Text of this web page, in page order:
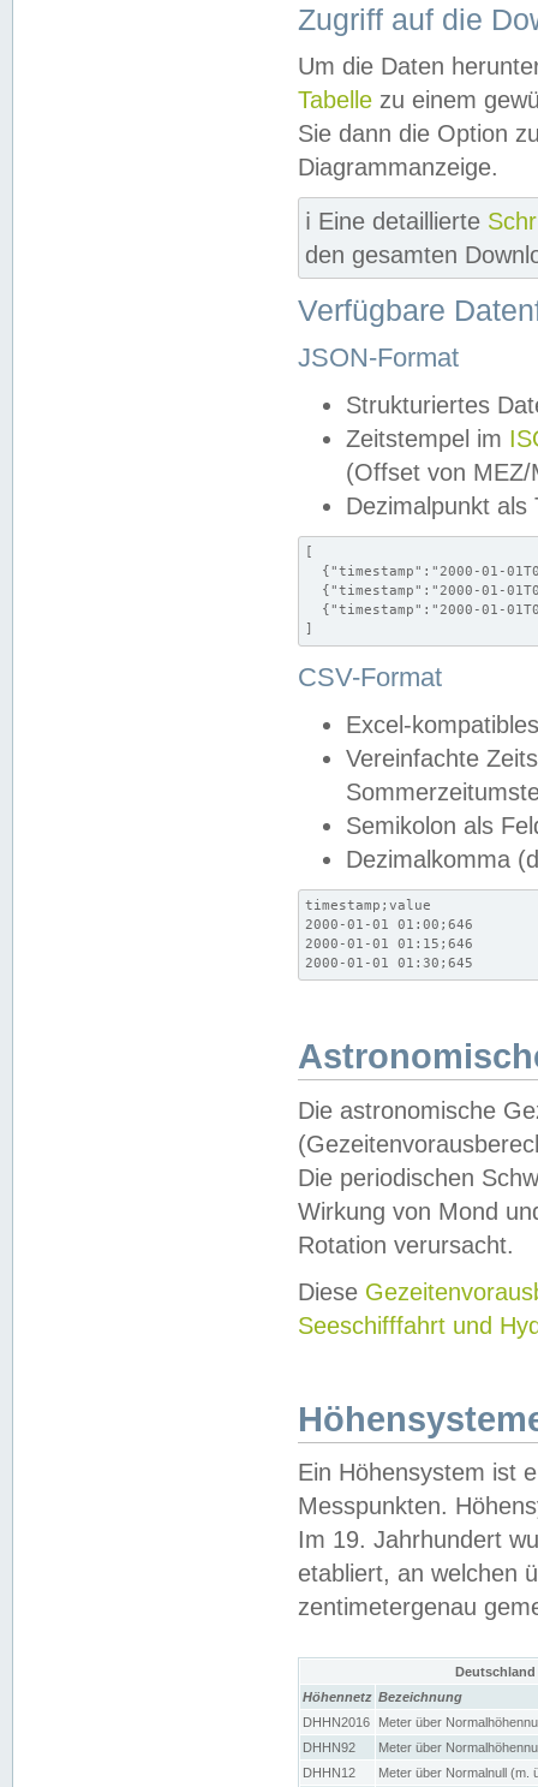
Zugriff auf die
Um die Daten
Tabelle zu einem
Sie dann die Option
Diagrammanzeige.
ℹ️ Eine detaillierte
den gesamten
Verfügbare
JSON-Format
Strukturiertes
Zeitstempel im
(Offset von MEZ/
Dezimalpunkt als
[
{"timestamp":"2000-01-
{"timestamp":"2000-01-
{"timestamp":"2000-01-
]
CSV-Format
Excel-
Vereinfachte
Semikolon als
Dezimalkomma
timestamp;value
2000-01-01 01:00;646
2000-01-01 01:15;646
2000-01-01 01:30;645
Die astronomische
Die periodischen
Wirkung von Mond
Rotation verursacht.
Diese
Seeschifffahrt und
Ein Höhensystem ist
Messpunkten.
Im 19. Jahrhundert
etabliert, an welchen
zentimetergenau
Höhennetz Bezeichnung
DHHN2016
Meter über
DHHN92
Meter über
DHHN12
Meter über Normalnull (m.